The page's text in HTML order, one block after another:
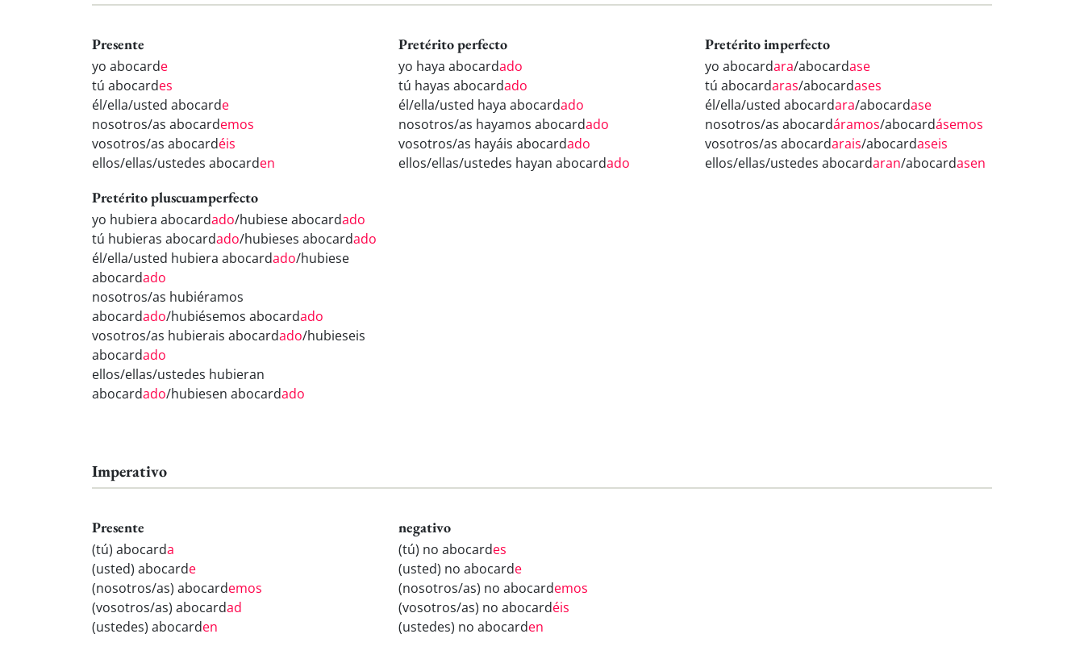
Presente
yo abocarde
tú abocardes
él/ella/usted abocarde
nosotros/as abocardemos
vosotros/as abocardéis
ellos/ellas/ustedes abocarden
Pretérito perfecto
yo haya abocardado
tú hayas abocardado
él/ella/usted haya abocardado
nosotros/as hayamos abocardado
vosotros/as hayáis abocardado
ellos/ellas/ustedes hayan abocardado
Pretérito imperfecto
yo abocardara/abocardase
tú abocardaras/abocardases
él/ella/usted abocardara/abocardase
nosotros/as abocardáramos/abocardásemos
vosotros/as abocardarais/abocardaseis
ellos/ellas/ustedes abocardaran/abocardasen
Pretérito pluscuamperfecto
yo hubiera abocardado/hubiese abocardado
tú hubieras abocardado/hubieses abocardado
él/ella/usted hubiera abocardado/hubiese
abocardado
nosotros/as hubiéramos
abocardado/hubiésemos abocardado
vosotros/as hubierais abocardado/hubieseis
abocardado
ellos/ellas/ustedes hubieran
abocardado/hubiesen abocardado
Imperativo
Presente
(tú) abocarda
(usted) abocarde
(nosotros/as) abocardemos
(vosotros/as) abocardad
(ustedes) abocarden
negativo
(tú) no abocardes
(usted) no abocarde
(nosotros/as) no abocardemos
(vosotros/as) no abocardéis
(ustedes) no abocarden